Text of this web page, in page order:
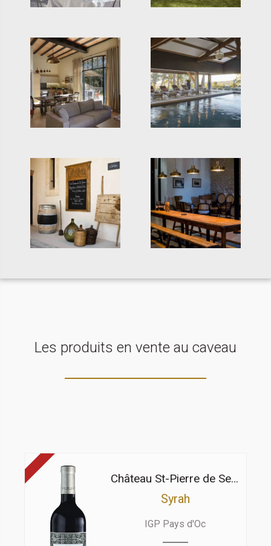
Les produits en vente au caveau
Château St-Pierre de Serjac
Syrah
IGP Pays d'Oc